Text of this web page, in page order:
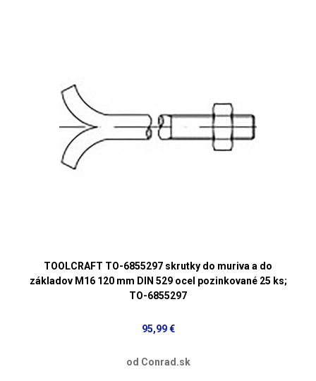
TOOLCRAFT TO-6855297 skrutky do muriva a do
základov M16 120 mm DIN 529 ocel pozinkované 25 ks;
TO-6855297
95,99 €
od Conrad.sk